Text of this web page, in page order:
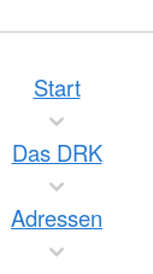
Start
Das DRK
Adressen